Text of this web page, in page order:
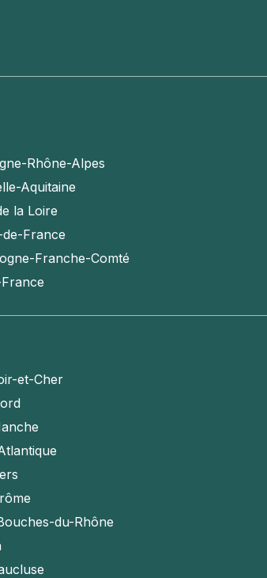
Rhône-Alpes
Aquitaine
la Loire
France
Franche-Comté
et-Cher
du-Rhône